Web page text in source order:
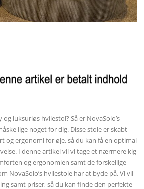
luksuriøs hvilestol? Så er NovaSolo’s
lige noget for dig. Disse stole er skabt
og ergonomi for øje, så du kan få en optimal
I denne artikel vil vi tage et nærmere kig
og ergonomien samt de forskellige
NovaSolo’s hvilestole har at byde på. Vi vil
samt priser, så du kan finde den perfekte